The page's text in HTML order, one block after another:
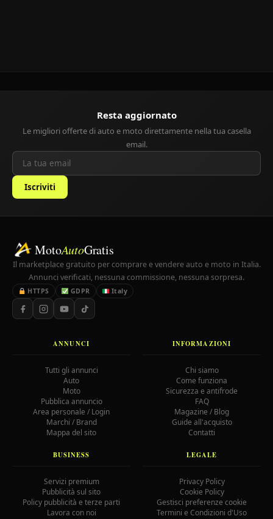
Resta aggiornato
Le migliori offerte di auto e moto direttamente nella tua casella
email.
Iscriviti
MotoAutoGratis
Il marketplace gratuito per comprare e vendere auto e moto in Italia.
Annunci verificati, nessuna commissione, nessuna sorpresa.
HTTPS GDPR Italy
ANNUNCI
Tutti gli annunci
Auto
Moto
Pubblica annuncio
Area personale / Login
Marchi / Brand
Mappa del sito
INFORMAZIONI
Chi siamo
Come funziona
Sicurezza e antifrode
FAQ
Magazine / Blog
Guide all'acquisto
Contatti
BUSINESS
Servizi premium
Pubblicità sul sito
Policy pubblicità e terze parti
Lavora con noi
LEGALE
Privacy Policy
Cookie Policy
Gestisci preferenze cookie
Termini e Condizioni d'Uso